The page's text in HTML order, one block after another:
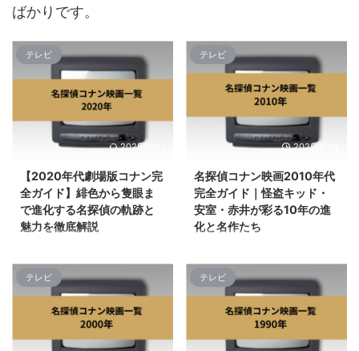
ばかりです。
テレビ
2025/9/27
【2020年代劇場版コナン完
全ガイド】緋色から隻眼ま
で進化する名探偵の軌跡と
魅力を徹底解説
偵コナン』はその世界観をさらに
深化させ、ファンの期待を超える
作品を次々と世に送り出していま
す。 シリーズの魅力は、単なる
推理劇にとどまらず、時代背景や
社会的テーマを巧みに織り交ぜな
テレビ
2025/8/24
名探偵コナン映画2010年代
完全ガイド｜怪盗キッド・
安室・赤井が彩る10年の進
化と名作たち
場版は、シリーズの枠を超えた挑
戦と深化が随所に見られる黄金期
とも言える時代でした。 怪盗キ
ッドとの空中戦から始まり、雪山
でのサバイバル、Jリーグとのコ
ラボレーション、国家機密に迫る
テレビ テレビ